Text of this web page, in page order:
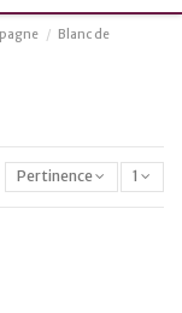
Blanc de
Pertinence 1